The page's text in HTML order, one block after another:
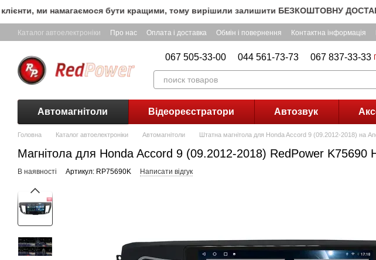
Перейти до основного контенту
ми намагаємося бути кращими, тому вирішили залишити БЕЗКОШТОВНУ ДОСТАВКУ
Каталог автоелектроніки Про нас Оплата і доставка Обмін і повернення Контактна інформація
067 505-33-00 044 561-73-73 067 837-33-33
Автомагнітоли Відеореєстратори Автозвук
Головна Каталог автоелектроніки Автомагнітоли Штатна магнітола для Honda Accord 9 (09.2012-2018) на
Магнітола для Honda Accord 9 (09.2012-2018) RedPower K75690
В наявності Артикул: RP75690K Написати відгук